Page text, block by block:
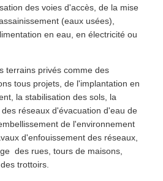
des voies d'accès, de la mise
(eaux usées),
en eau, en électricité ou
terrains privés comme des
tous projets, de l'implantation en
la stabilisation des sols, la
réseaux d'évacuation d'eau de
de l'environnement
d'enfouissement des réseaux,
des rues, tours de maisons,
trottoirs.